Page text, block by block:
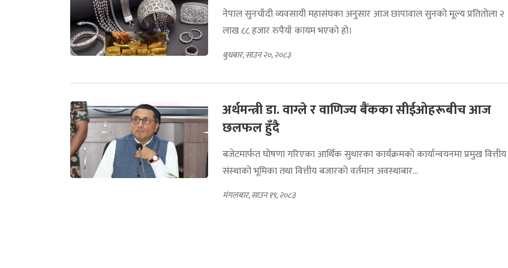
नेपाल सुनचाँदी व्यवसायी महासंघका अनुसार आज छापावाल सुनको मूल्य प्रतितोला २
लाख ८८ हजार रुपैयाँ कायम भएको हो।
बुधबार, साउन २०, २०८३
अर्थमन्त्री डा. वाग्ले र वाणिज्य बैंकका सीईओहरूबीच आज
छलफल हुँदै
बजेटमार्फत घोषणा गरिएका आर्थिक सुधारका कार्यक्रमको कार्यान्वयनमा प्रमुख वित्तीय
संस्थाको भूमिका तथा वित्तीय बजारको वर्तमान अवस्थाबार...
मंगलबार, साउन १९, २०८३